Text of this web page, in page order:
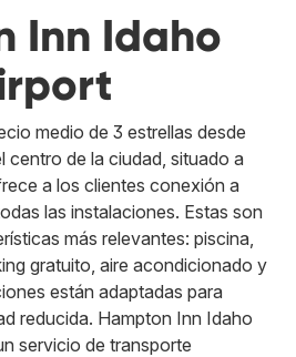
Inn Idaho
medio de 3 estrellas desde
centro de la ciudad, situado a
a los clientes conexión a
las instalaciones. Estas son
más relevantes: piscina,
gratuito, aire acondicionado y
están adaptadas para
reducida. Hampton Inn Idaho
servicio de transporte